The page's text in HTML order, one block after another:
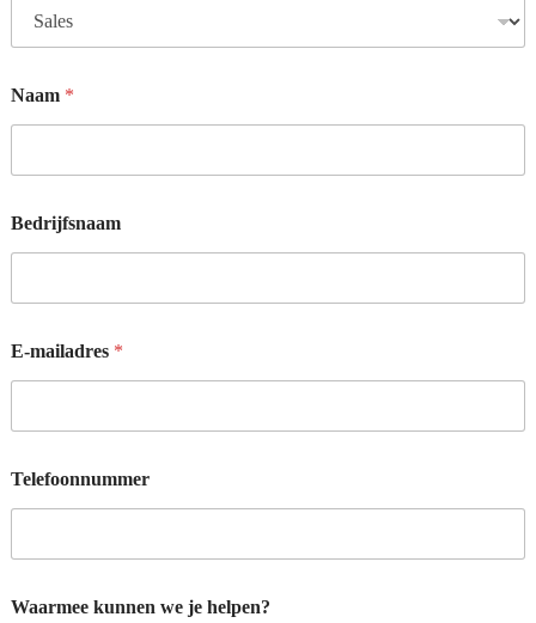
e
l
?
W
a
r
e
Naam *
Bedrijfsnaam
E-mailadres *
Telefoonnummer
Waarmee kunnen we je helpen?